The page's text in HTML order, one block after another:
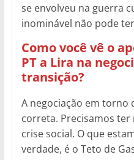
se envolveu na guerra
inominável não pode
Como você vê o
PT a Lira na
transição?
A negociação em torno
correta. Precisamos
crise social. O que
verdade, é o Teto de